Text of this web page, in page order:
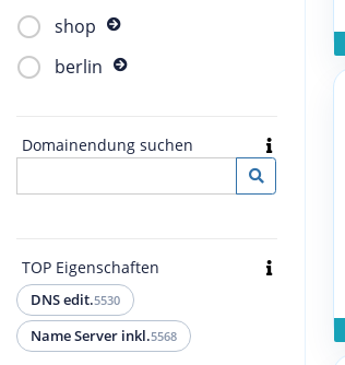
shop
berlin
Domainendung suchen
TOP Eigenschaften
DNS edit.5530
Name Server inkl.5568